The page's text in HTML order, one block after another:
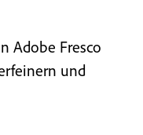
Adobe Fresco
und